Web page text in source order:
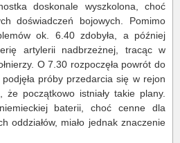
doskonale wyszkolona, choć
doświadczeń bojowych. Pomimo
ok. 6.40 zdobyła, a później
artylerii nadbrzeżnej, tracąc w
O 7.30 rozpoczęła powrót do
próby przedarcia się w rejon
początkowo istniały takie plany.
baterii, choć cenne dla
oddziałów, miało jednak znaczenie